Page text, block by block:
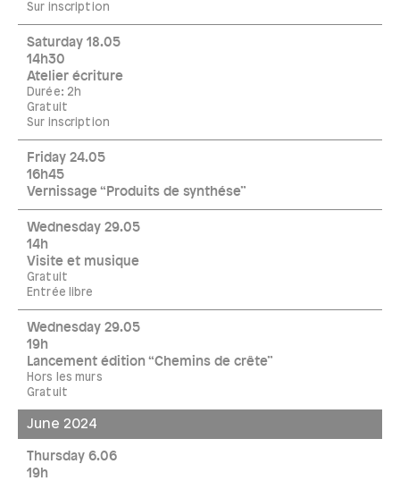
Sur inscription
Saturday 18.05
14h30
Atelier écriture
Durée: 2h
Gratuit
Sur inscription
Friday 24.05
16h45
Vernissage “Produits de synthése”
Wednesday 29.05
14h
Visite et musique
Gratuit
Entrée libre
Wednesday 29.05
19h
Lancement édition “Chemins de crête”
Hors les murs
Gratuit
June 2024
Thursday 6.06
19h